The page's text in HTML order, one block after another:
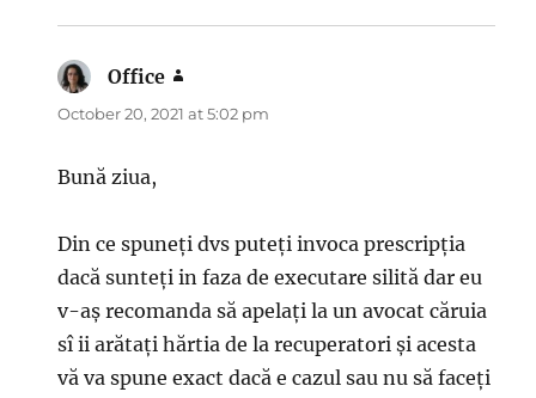
Office
October 20, 2021 at 5:02 pm
Bună ziua,
Din ce spuneți dvs puteți invoca prescripția
dacă sunteți in faza de executare silită dar eu
v-aș recomanda să apelați la un avocat căruia
sî ii arătați hărtia de la recuperatori și acesta
vă va spune exact dacă e cazul sau nu să faceți